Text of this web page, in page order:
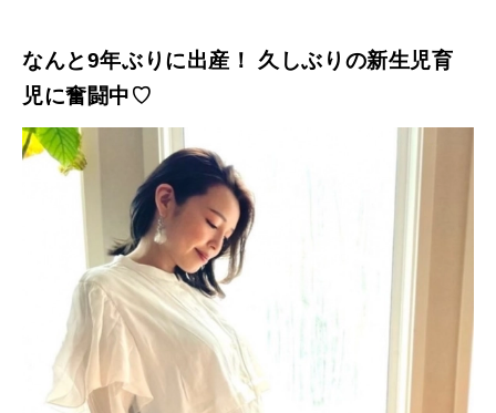
なんと9年ぶりに出産！ 久しぶりの新生児育
児に奮闘中♡